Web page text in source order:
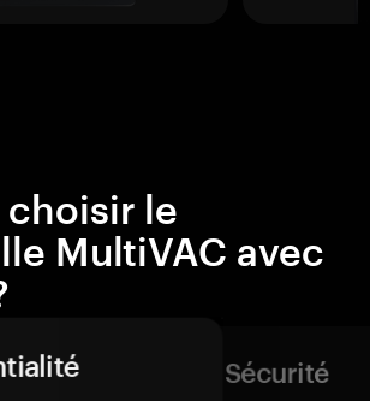
choisir le
MultiVAC avec
Sécurité